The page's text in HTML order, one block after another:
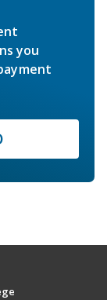
you